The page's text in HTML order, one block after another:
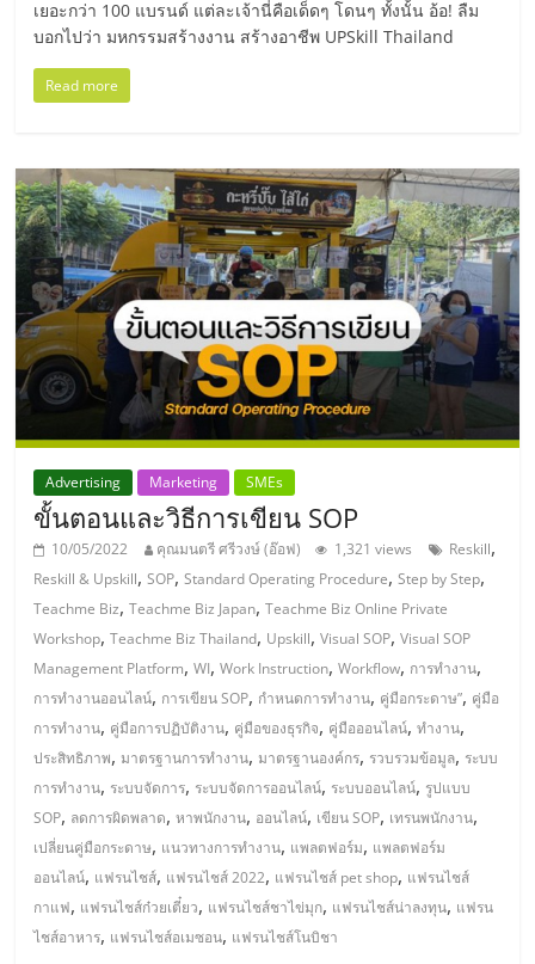
รน
ไชส์,
รวม
แฟ
รน
ไชส์
ขาย
แฟ
รน
ไชส์
แฟ
รน
ไชส์
ขาย
เยอะกว่า 100 แบรนด์ แต่ละเจ้านี่คือเด็ดๆ โดนๆ ทั้งนั้น อ้อ! ลืม
บอกไปว่า มหกรรมสร้างงาน สร้างอาชีพ UPSkill Thailand
Read more
Advertising Marketing SMEs
ขั้นตอนและวิธีการเขียน SOP
10/05/2022 คุณมนตรี ศรีวงษ์ (อ๊อฟ) 1,321 views Reskill,
Reskill & Upskill,SOP,Standard Operating Procedure,Step by Step,
Teachme Biz,Teachme Biz Japan,Teachme Biz Online Private
Workshop,Teachme Biz Thailand, Upskill,Visual SOP,Visual SOP
Management Platform,WI,Work Instruction,Workflow, การทำงาน,
การทำงานออนไลน์, การเขียน SOP, กำหนดการทำงาน, คู่มือกระดาษ”, คู่มือ
การทำงาน, คู่มือการปฏิบัติงาน, คู่มือของธุรกิจ, คู่มือออนไลน์,ทำงาน,
ประสิทธิภาพ,มาตรฐานการทำงาน,มาตรฐานองค์กร, รวบรวมข้อมูล, ระบบ
การทำงาน, ระบบจัดการ, ระบบจัดการออนไลน์, ระบบออนไลน์, รูปแบบ
SOP, ลดการผิดพลาด,หาพนักงาน, ออนไลน์, เขียน SOP, เทรนพนักงาน,
เปลี่ยนคู่มือกระดาษ, แนวทางการทำงาน, แพลตฟอร์ม, แพลตฟอร์ม
ออนไลน์, แฟรนไชส์, แฟรนไชส์ 2022, แฟรนไชส์ pet shop, แฟรนไชส์
กาแฟ, แฟรนไชส์ก๋วยเตี๋ยว, แฟรนไชส์ชาไข่มุก, แฟรนไชส์น่าลงทุน, แฟรน
ไชส์อาหาร, แฟรนไชส์อเมซอน, แฟรนไชส์โนบิชา